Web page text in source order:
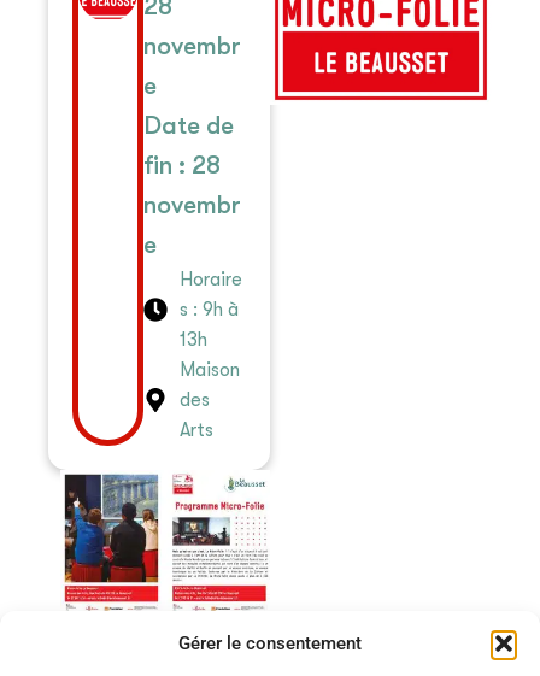
Gérer le consentement
novembr
e
Date de
fin : 28
novembr
e
Horaire
s : 9h à
13h
Maison
des
Arts